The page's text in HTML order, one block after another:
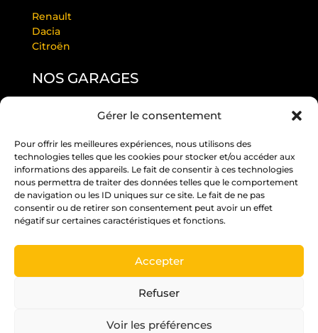
Gérer le consentement
Pour offrir les meilleures expériences, nous utilisons des
technologies telles que les cookies pour stocker et/ou accéder aux
informations des appareils. Le fait de consentir à ces technologies
nous permettra de traiter des données telles que le comportement
de navigation ou les ID uniques sur ce site. Le fait de ne pas
consentir ou de retirer son consentement peut avoir un effet
négatif sur certaines caractéristiques et fonctions.
Accepter
Refuser
Voir les préférences
Renault
Dacia
Citroën
NOS GARAGES
GARAGE LAURENDEAU BY RS
RS ANGERS PASTEUR
RS EDITION BEAUCOUZÉ
RS JUIGNÉ
RS PARC
RS ST BARTHÉLÉMY D’ANJOU
Un crédit vous engage et doit être remboursé.
de vous engager.
Pour les trajets courts, privilégiez la marche ou le